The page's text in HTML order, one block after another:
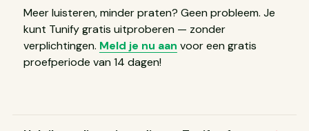
Meer luisteren, minder praten? Geen probleem. Je
kunt Tunify gratis uitproberen — zonder
verplichtingen. Meld je nu aan voor een gratis
proefperiode van 14 dagen!